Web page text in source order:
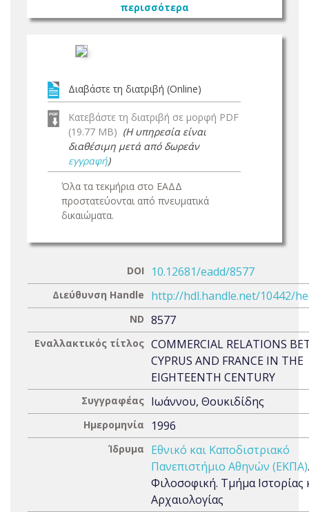
περισσότερα
Διαβάστε τη διατριβή (Online)
Κατεβάστε τη διατριβή σε μορφή PDF
(19.77 MB) (Η υπηρεσία είναι
διαθέσιμη μετά από δωρεάν
εγγραφή)
Όλα τα τεκμήρια στο ΕΑΔΔ
προστατεύονται από πνευματικά
δικαιώματα.
DOI 10.12681/eadd/8577
Διεύθυνση Handle http://hdl.handle.net/10442/
ND 8577
Εναλλακτικός τίτλος COMMERCIAL RELATIONS
CYPRUS AND FRANCE IN THE
EIGHTEENTH CENTURY
Συγγραφέας Ιωάννου, Θουκιδίδης
Ημερομηνία 1996
Ίδρυμα
Εθνικό και Καποδιστριακό
Πανεπιστήμιο Αθηνών (ΕΚΠΑ)
Φιλοσοφική. Τμήμα Ιστορίας
Αρχαιολογίας